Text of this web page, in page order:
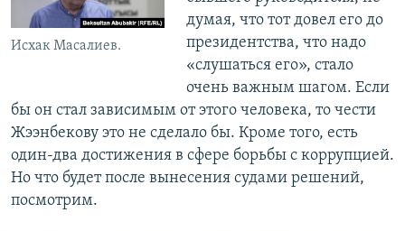
Исхак Масалиев.
думая, что тот довел его до
президентства, что надо
«слушаться его», стало
очень важным шагом. Если
бы он стал зависимым от этого человека, то чести
Жээнбекову это не сделало бы. Кроме того, есть
один-два достижения в сфере борьбы с коррупцией.
Но что будет после вынесения судами решений,
посмотрим.